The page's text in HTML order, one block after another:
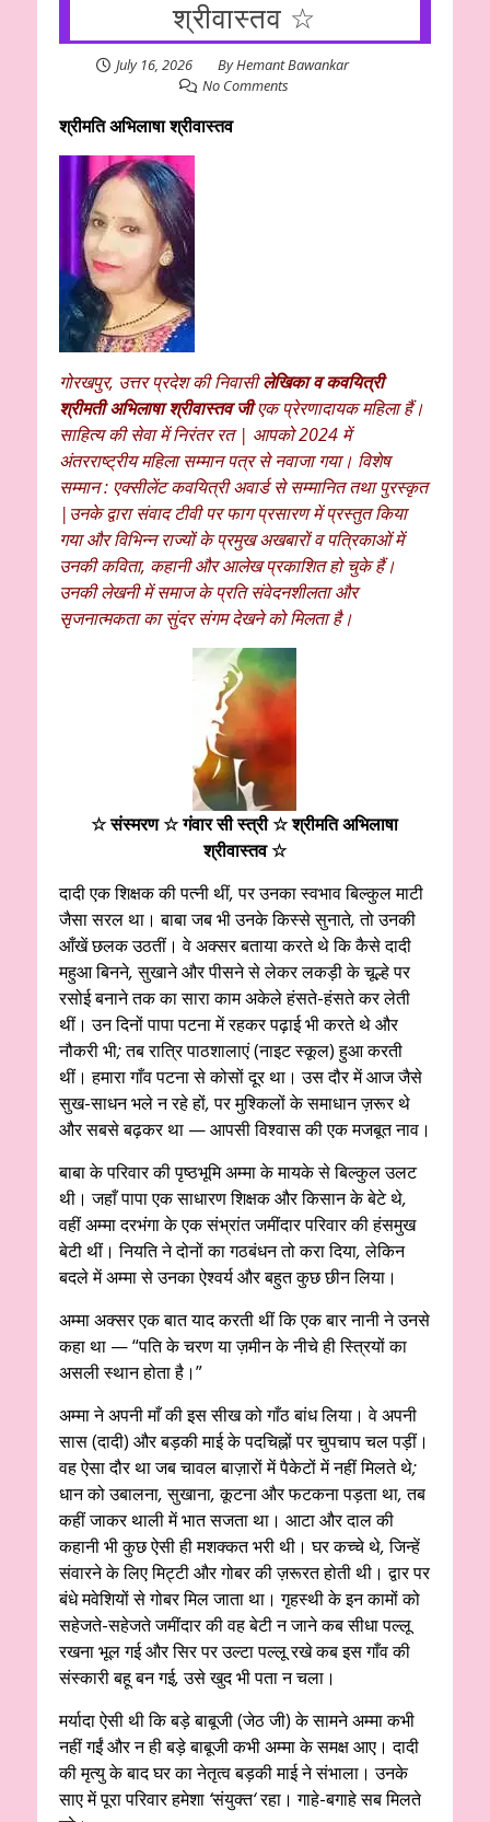
श्रीवास्तव ☆
July 16, 2026 ByHemant Bawankar
No Comments
श्रीमति अभिलाषा श्रीवास्तव
गोरखपुर, उत्तर प्रदेश की निवासीलेखिका व कवयित्री
श्रीमती अभिलाषा श्रीवास्तव जीएक प्रेरणादायक महिला हैं।
साहित्य की सेवा में निरंतर रत | आपको 2024 में
अंतरराष्ट्रीय महिला सम्मान पत्र से नवाजा गया। विशेष
सम्मान : एक्सीलेंट कवयित्री अवार्ड से सम्मानित तथा पुरस्कृत
|उनके द्वारा संवाद टीवी पर फाग प्रसारण में प्रस्तुत किया
गया और विभिन्न राज्यों के प्रमुख अखबारों व पत्रिकाओं में
उनकी कविता, कहानी और आलेख प्रकाशित हो चुके हैं।
उनकी लेखनी में समाज के प्रति संवेदनशीलता और
सृजनात्मकता का सुंदर संगम देखने को मिलता है।
☆ संस्मरण ☆ गंवार सी स्त्री☆ श्रीमति अभिलाषा
श्रीवास्तव ☆
दादी एक शिक्षक की पत्नी थीं,पर उनका स्वभाव बिल्कुल माटी
जैसा सरल था। बाबा जब भी उनके किस्से सुनाते,तो उनकी
आँखें छलक उठतीं। वे अक्सर बताया करते थे कि कैसे दादी
महुआ बिनने,सुखाने और पीसने से लेकर लकड़ी के चूल्हे पर
रसोई बनाने तक का सारा काम अकेले हंसते-हंसते कर लेती
थीं। उन दिनों पापा पटना में रहकर पढ़ाई भी करते थे और
नौकरी भी;तब रात्रि पाठशालाएं (नाइट स्कूल) हुआ करती
थीं। हमारा गाँव पटना से कोसों दूर था। उस दौर में आज जैसे
सुख-साधन भले न रहे हों,पर मुश्किलों के समाधान ज़रूर थे
और सबसे बढ़कर था — आपसी विश्वास की एक मजबूत नाव।
बाबा के परिवार की पृष्ठभूमि अम्मा के मायके से बिल्कुल उलट
थी। जहाँ पापा एक साधारण शिक्षक और किसान के बेटे थे,
वहीं अम्मा दरभंगा के एक संभ्रांत जमींदार परिवार की हंसमुख
बेटी थीं। नियति ने दोनों का गठबंधन तो करा दिया,लेकिन
बदले में अम्मा से उनका ऐश्वर्य और बहुत कुछ छीन लिया।
अम्मा अक्सर एक बात याद करती थीं कि एक बार नानी ने उनसे
कहा था —“पति के चरण या ज़मीन के नीचे ही स्त्रियों का
असली स्थान होता है।”
अम्मा ने अपनी माँ की इस सीख को गाँठ बांध लिया। वे अपनी
सास (दादी) और बड़की माई के पदचिह्नों पर चुपचाप चल पड़ीं।
वह ऐसा दौर था जब चावल बाज़ारों में पैकेटों में नहीं मिलते थे;
धान को उबालना,सुखाना,कूटना और फटकना पड़ता था,तब
कहीं जाकर थाली में भात सजता था। आटा और दाल की
कहानी भी कुछ ऐसी ही मशक्कत भरी थी। घर कच्चे थे,जिन्हें
संवारने के लिए मिट्टी और गोबर की ज़रूरत होती थी। द्वार पर
बंधे मवेशियों से गोबर मिल जाता था। गृहस्थी के इन कामों को
सहेजते-सहेजते जमींदार की वह बेटी न जाने कब सीधा पल्लू
रखना भूल गई और सिर पर उल्टा पल्लू रखे कब इस गाँव की
संस्कारी बहू बन गई,उसे खुद भी पता न चला।
मर्यादा ऐसी थी कि बड़े बाबूजी (जेठ जी) के सामने अम्मा कभी
नहीं गईं और न ही बड़े बाबूजी कभी अम्मा के समक्ष आए। दादी
की मृत्यु के बाद घर का नेतृत्व बड़की माई ने संभाला। उनके
साए में पूरा परिवार हमेशा ‘संयुक्त‘रहा। गाहे-बगाहे सब मिलते